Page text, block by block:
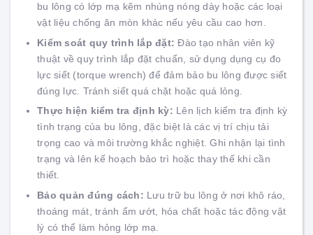
bu lông có lớp mạ kẽm nhúng nóng dày hoặc các loại
vật liệu chống ăn mòn khác nếu yêu cầu cao hơn.
Kiểm soát quy trình lắp đặt: Đào tạo nhân viên kỹ
thuật về quy trình lắp đặt chuẩn, sử dụng dụng cụ đo
lực siết (torque wrench) để đảm bảo bu lông được siết
đúng lực. Tránh siết quá chặt hoặc quá lỏng.
Thực hiện kiểm tra định kỳ: Lên lịch kiểm tra định kỳ
tình trạng của bu lông, đặc biệt là các vị trí chịu tải
trọng cao và môi trường khắc nghiệt. Ghi nhận lại tình
trạng và lên kế hoạch bảo trì hoặc thay thế khi cần
thiết.
Bảo quản đúng cách: Lưu trữ bu lông ở nơi khô ráo,
thoáng mát, tránh ẩm ướt, hóa chất hoặc tác động vật
lý có thể làm hỏng lớp mạ.